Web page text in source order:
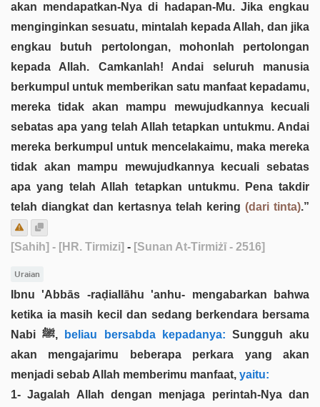
akan mendapatkan-Nya di hadapan-Mu. Jika engkau
menginginkan sesuatu, mintalah kepada Allah, dan jika
engkau butuh pertolongan, mohonlah pertolongan
kepada Allah. Camkanlah! Andai seluruh manusia
berkumpul untuk memberikan satu manfaat kepadamu,
mereka tidak akan mampu mewujudkannya kecuali
sebatas apa yang telah Allah tetapkan untukmu. Andai
mereka berkumpul untuk mencelakaimu, maka mereka
tidak akan mampu mewujudkannya kecuali sebatas
apa yang telah Allah tetapkan untukmu. Pena takdir
telah diangkat dan kertasnya telah kering (dari tinta).”
[Sahih] - [HR. Tirmizi] - [Sunan At-Tirmiżī - 2516]
Uraian
Ibnu 'Abbās -raḍiallāhu 'anhu- mengabarkan bahwa
ketika ia masih kecil dan sedang berkendara bersama
Nabi ﷺ, beliau bersabda kepadanya: Sungguh aku
akan mengajarimu beberapa perkara yang akan
menjadi sebab Allah memberimu manfaat, yaitu:
1- Jagalah Allah dengan menjaga perintah-Nya dan